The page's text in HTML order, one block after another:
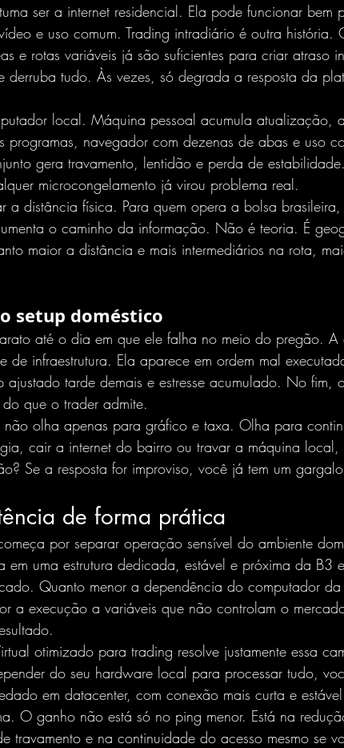
ser a internet residencial. Ela pode funcionar bem
e uso comum. Trading intradiário é outra história.
e rotas variáveis já são suficientes para criar atraso
derruba tudo. Às vezes, só degrada a resposta da
local. Máquina pessoal acumula atualização,
programas, navegador com dezenas de abas e uso
gera travamento, lentidão e perda de
microcongelamento já virou problema real.
a distância física. Para quem opera a bolsa
o caminho da informação. Não é teoria. É
maior a distância e mais intermediários na rota,
setup doméstico
até o dia em que ele falha no meio do pregão. A
de infraestrutura. Ela aparece em ordem mal
tarde demais e estresse acumulado. No fim,
que o trader admite.
não olha apenas para gráfico e taxa. Olha para
cair a internet do bairro ou travar a máquina
Se a resposta for improviso, você já tem um
de forma prática
por separar operação sensível do ambiente
em uma estrutura dedicada, estável e próxima da B3
Quanto menor a dependência do computador da
a execução a variáveis que não controlam o
otimizado para trading resolve justamente essa
do seu hardware local para processar tudo,
em datacenter, com conexão mais curta e
O ganho não está só no ping menor. Está na
travamento e na continuidade do acesso mesmo se